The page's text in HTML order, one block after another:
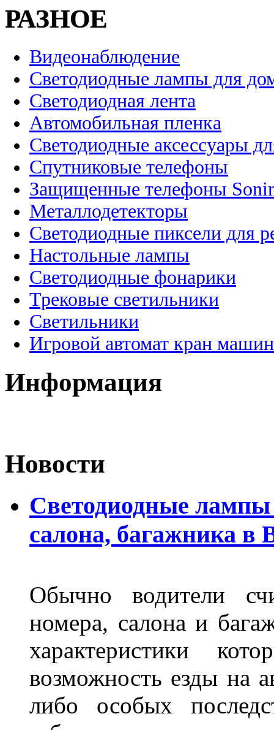
РАЗНОЕ
Видеонаблюдение
Светодиодные лампы для
Светодиодная лента
Автомобильная пленка
Светодиодные аксессуары
Спутниковые телефоны
Защищенные телефоны
Металлодетекторы
Светодиодные пиксели для
Настольные лампы
Светодиодные фонарики
Трековые светильники
Светильники
Игровой автомат кран
Информация
Новости
Светодиодные лампы
салона, багажника в
Обычно водители
номера, салона и
характеристики
возможность езды на
либо особых